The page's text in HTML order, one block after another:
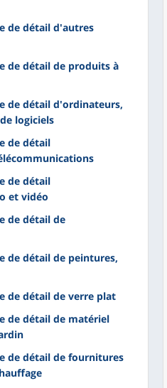
de détail d'autres
de détail de produits à
de détail d'ordinateurs,
logiciels
de détail
de détail
et vidéo
de détail de
de détail de peintures,
de détail de verre plat
de détail de matériel
de détail de fournitures